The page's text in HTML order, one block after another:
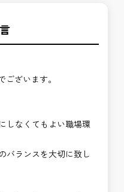
ございます。
しなくてもよい職場環
バランスを大切に致し